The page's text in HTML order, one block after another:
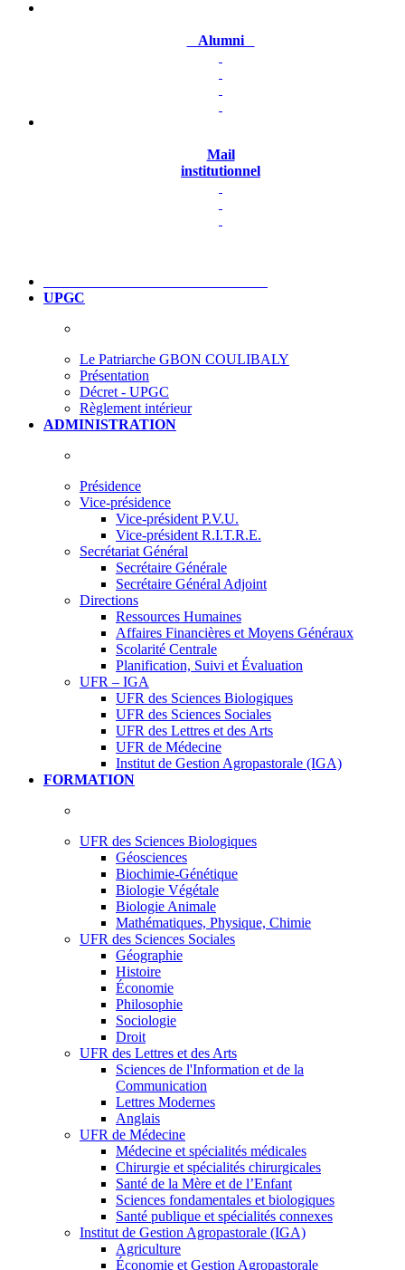
Alumni
Mail
institutionnel
UPGC
Le Patriarche GBON COULIBALY
Présentation
Décret - UPGC
Règlement intérieur
ADMINISTRATION
Présidence
Vice-présidence
Vice-président P.V.U.
Vice-président R.I.T.R.E.
Secrétariat Général
Secrétaire Générale
Secrétaire Général Adjoint
Directions
Ressources Humaines
Affaires Financières et Moyens Généraux
Scolarité Centrale
Planification, Suivi et Évaluation
UFR – IGA
UFR des Sciences Biologiques
UFR des Sciences Sociales
UFR des Lettres et des Arts
UFR de Médecine
Institut de Gestion Agropastorale (IGA)
FORMATION
UFR des Sciences Biologiques
Géosciences
Biochimie-Génétique
Biologie Végétale
Biologie Animale
Mathématiques, Physique, Chimie
UFR des Sciences Sociales
Géographie
Histoire
Économie
Philosophie
Sociologie
Droit
UFR des Lettres et des Arts
Sciences de l'Information et de la
Communication
Lettres Modernes
Anglais
UFR de Médecine
Médecine et spécialités médicales
Chirurgie et spécialités chirurgicales
Santé de la Mère et de l’Enfant
Sciences fondamentales et biologiques
Santé publique et spécialités connexes
Institut de Gestion Agropastorale (IGA)
Agriculture
Économie et Gestion Agropastorale